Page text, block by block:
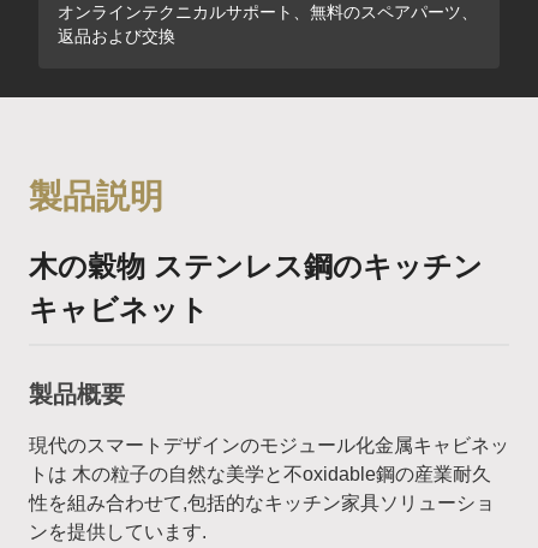
オンラインテクニカルサポート、無料のスペアパーツ、
返品および交換
製品説明
木の穀物 ステンレス鋼のキッチン
キャビネット
製品概要
現代のスマートデザインのモジュール化金属キャビネッ
トは 木の粒子の自然な美学と不oxidable鋼の産業耐久
性を組み合わせて,包括的なキッチン家具ソリューショ
ンを提供しています.